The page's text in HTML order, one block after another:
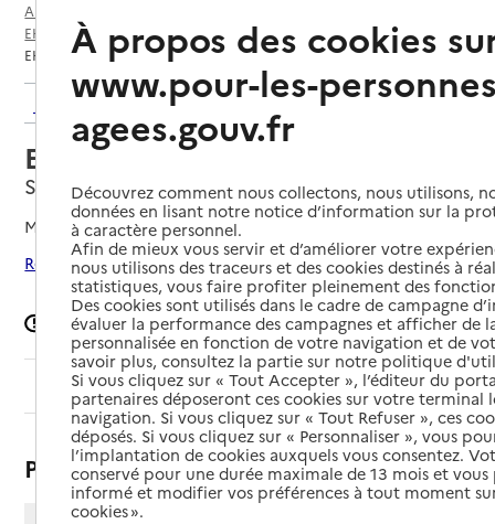
Annuaire EHPAD et maisons de retraite
EHPAD par département
Landes (40)
Saint-Sever
EHPAD de Saint-Sever
Retour aux résultats de l'annuaire
EHPAD de Saint-Sever
Saint-Sever, LANDES
Mis à jour le29/04/2026
Rechercher les établissements autour de Saint-Sever
Signaler une erreur
Sommaire
Présentation
À propos des cookies
www.pour-les-
agees.gouv.fr
Découvrez comment nous collectons, nous utilisons,
données en lisant notre notice d’information sur la
à caractère personnel.
Afin de mieux vous servir et d’améliorer votre
nous utilisons des traceurs et des cookies destinés à
statistiques, vous faire profiter pleinement des
Des cookies sont utilisés dans le cadre de campagne
évaluer la performance des campagnes et afficher de
personnalisée en fonction de votre navigation et de
savoir plus, consultez la partie sur notre politique
Si vous cliquez sur « Tout Accepter », l’éditeur du
partenaires déposeront ces cookies sur votre terminal
navigation. Si vous cliquez sur « Tout Refuser », ces
déposés. Si vous cliquez sur « Personnaliser », vous
l’implantation de cookies auxquels vous consentez.
conservé pour une durée maximale de 13 mois et
informé et modifier vos préférences à tout moment
cookies ».